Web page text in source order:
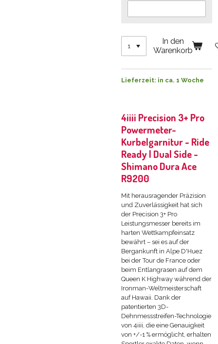
In den
Warenkorb
Lieferzeit: in ca. 1 Woche
4iiii Precision 3+ Pro
Powermeter-
Kurbelgarnitur - Ride
Ready | Dual Side -
Shimano Dura Ace
R9200
Mit herausragender Präzision
und Zuverlässigkeit hat sich
der Precision 3+ Pro
Leistungsmesser bereits im
harten Wettkampfeinsatz
bewährt – sei es auf der
Bergankunft in Alpe D'Huez
bei der Tour de France oder
beim Entlangrasen auf dem
Queen K Highway während der
Ironman-Weltmeisterschaft
auf Hawaii. Dank der
patentierten 3D-
Dehnmessstreifen-Technologie
von 4iiii, die eine Genauigkeit
von +/-1 % ermöglicht, erhalten